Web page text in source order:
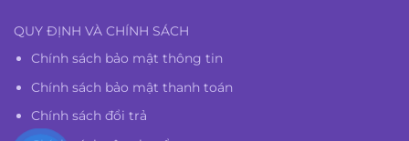
QUY ĐỊNH VÀ CHÍNH SÁCH
Chính sách bảo mật thông tin
Chính sách bảo mật thanh toán
Chính sách đổi trả